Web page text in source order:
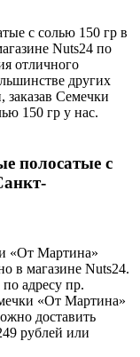
с солью 150 гр в
Nuts24 по
отличного
других
заказав Семечки
150 гр у нас.
полосатые с
«От Мартина»
в магазине Nuts24.
адресу пр.
«От Мартина»
доставить
рублей или